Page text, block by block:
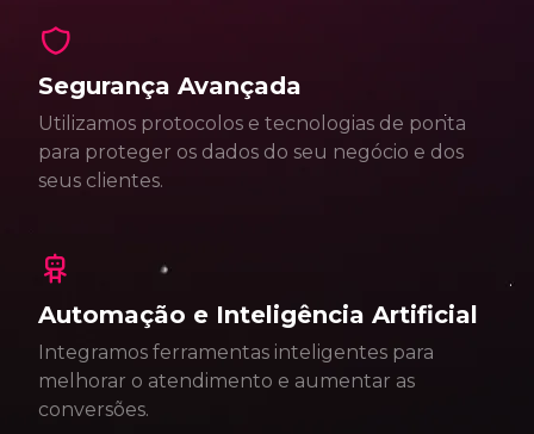
Segurança Avançada
Utilizamos protocolos e tecnologias de ponta
para proteger os dados do seu negócio e dos
seus clientes.
Automação e Inteligência Artificial
Integramos ferramentas inteligentes para
melhorar o atendimento e aumentar as
conversões.